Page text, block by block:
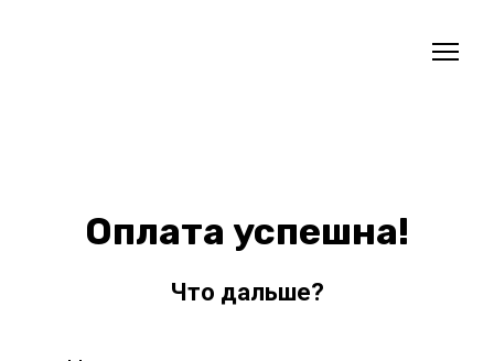
Оплата успешна!
Что дальше?